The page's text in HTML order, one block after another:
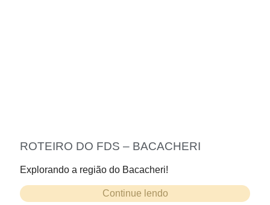
ROTEIRO DO FDS – BACACHERI
Explorando a região do Bacacheri!
Continue lendo